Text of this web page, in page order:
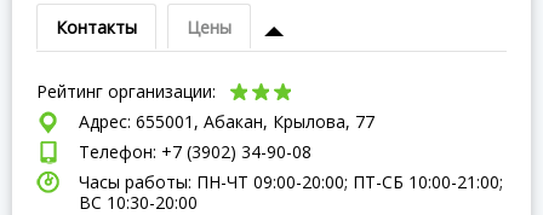
Контакты Цены
Рейтинг организации:
Адрес: 655001, Абакан, Крылова, 77
Телефон: +7 (3902) 34-90-08
Часы работы: ПН-ЧТ 09:00-20:00; ПТ-СБ 10:00-21:00;
ВC 10:30-20:00